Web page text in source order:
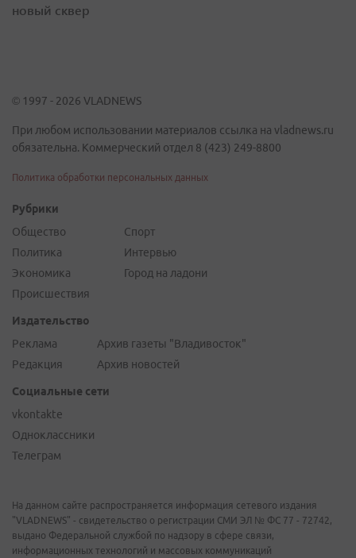
новый сквер
© 1997 - 2026 VLADNEWS
При любом использовании материалов ссылка на vladnews.ru
обязательна. Коммерческий отдел 8 (423) 249-8800
Политика обработки персональных данных
Рубрики
Общество
Политика
Экономика
Происшествия
Спорт
Интервью
Город на ладони
Издательство
Реклама
Редакция
Архив газеты "Владивосток"
Архив новостей
Социальные сети
vkontakte
Одноклассники
Телеграм
На данном сайте распространяется информация сетевого издания
"VLADNEWS" - свидетельство о регистрации СМИ ЭЛ № ФС 77 - 72742,
выдано Федеральной службой по надзору в сфере связи,
информационных технологий и массовых коммуникаций